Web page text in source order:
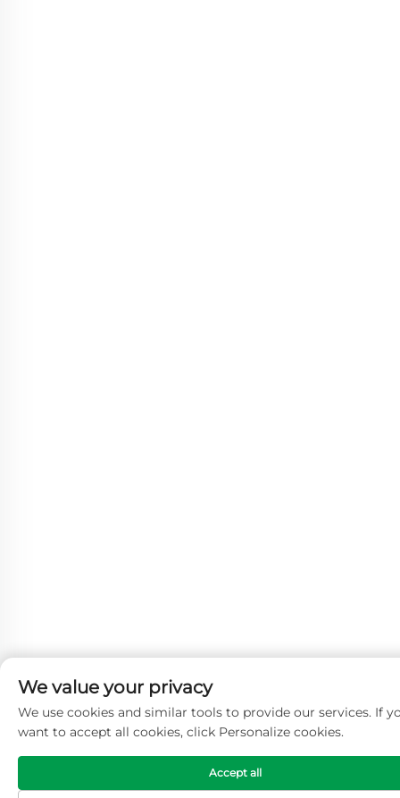
We value your privacy
We use cookies and similar tools to provide our services. If
want to accept all cookies, click Personalize cookies.
Accept all